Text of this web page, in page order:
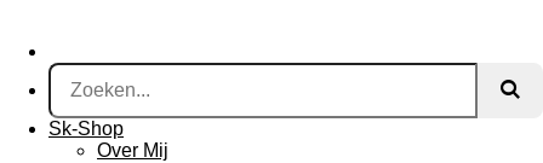
Sk-Shop
Over Mij